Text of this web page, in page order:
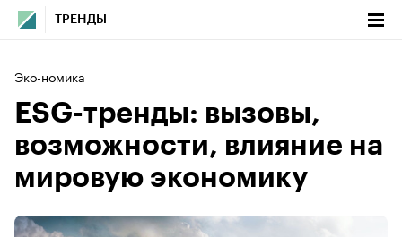
ТРЕНДЫ
Эко-номика
ESG-тренды: вызовы,
возможности, влияние на
мировую экономику